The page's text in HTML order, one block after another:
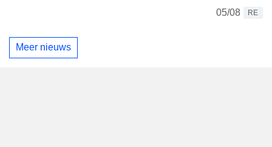
05/08
RE
Meer nieuws